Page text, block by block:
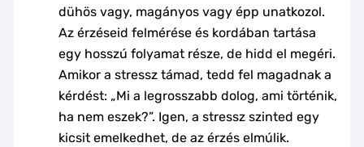
dühös vagy, magányos vagy épp unatkozol.
Az érzéseid felmérése és kordában tartása
egy hosszú folyamat része, de hidd el megéri.
Amikor a stressz támad, tedd fel magadnak a
kérdést: „Mi a legrosszabb dolog, ami történik,
ha nem eszek?”. Igen, a stressz szinted egy
kicsit emelkedhet, de az érzés elmúlik.